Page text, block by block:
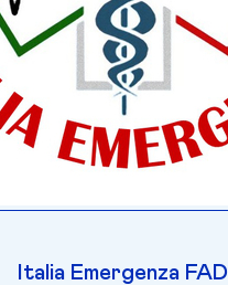
Italia Emergenza FAD